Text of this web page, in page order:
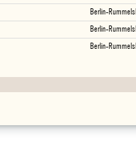
Berlin-
Berlin-
Berlin-